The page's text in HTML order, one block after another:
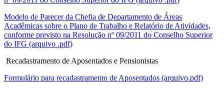
Modelo de Parecer da Chefia de Departamento de Áreas
Acadêmicas sobre o Plano de Trabalho e Relatório de Atividades,
conforme previsto na Resolução nº 09/2011 do Conselho Superior
do IFG (arquivo .pdf)
Recadastramento de Aposentados e Pensionistas
Formulário para recadastramento de Aposentados (arquivo.pdf)